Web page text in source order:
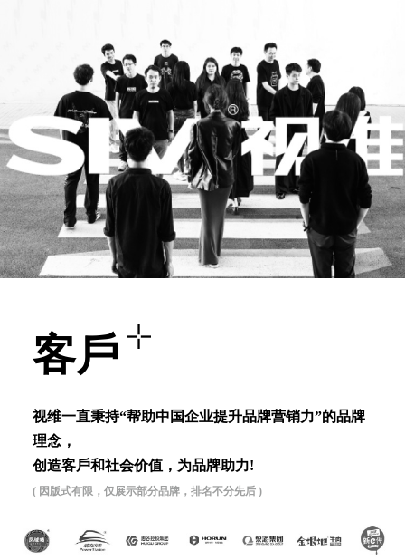
客⼾
视维⼀直秉持“帮助中国企业提升品牌营销⼒”的品牌
理念，
创造客⼾和社会价值，为品牌助⼒!
( 因版式有限，仅展示部分品牌，排名不分先后 )